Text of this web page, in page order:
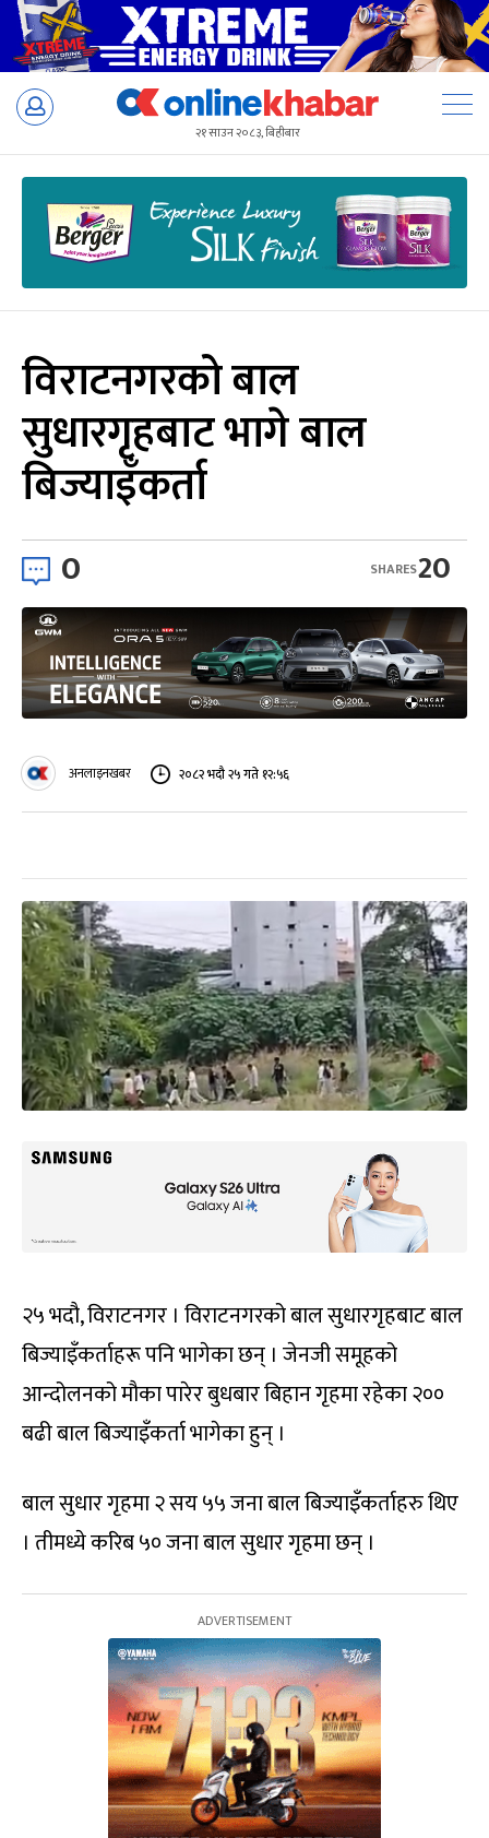
Skip
२१ साउन २०८३, बिहीबार
विराटनगरको बाल
सुधारगृहबाट भागे बाल
बिज्याइँकर्ता
0 20
SHARES
अनलाइनखबर २०८२ भदौ २५ गते १२:५६
२५ भदौ, विराटनगर । विराटनगरको बाल सुधारगृहबाट बाल
बिज्याइँकर्ताहरू पनि भागेका छन् । जेनजी समूहको
आन्दोलनको मौका पारेर बुधबार बिहान गृहमा रहेका २००
बढी बाल बिज्याइँकर्ता भागेका हुन् ।
बाल सुधार गृहमा २ सय ५५ जना बाल बिज्याइँकर्ताहरु थिए
। तीमध्ये करिब ५० जना बाल सुधार गृहमा छन् ।